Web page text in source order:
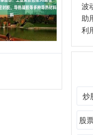
波
助
利
炒
股